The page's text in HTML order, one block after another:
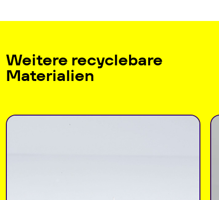
Weitere recyclebare
Materialien